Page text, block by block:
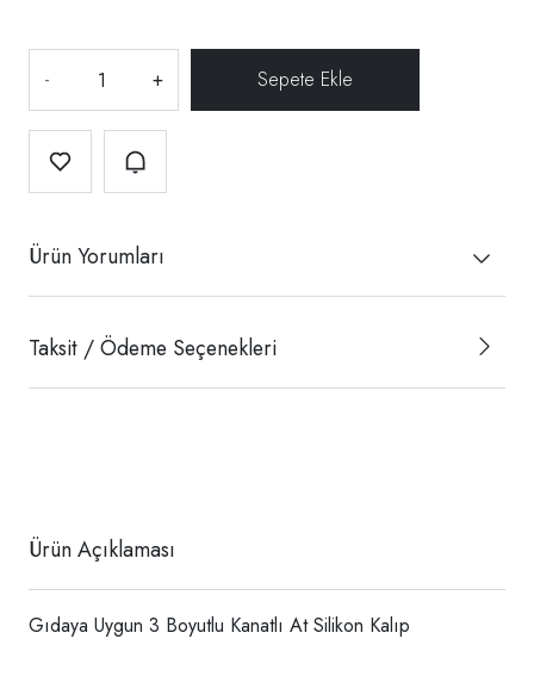
- +
Ürün Yorumları
Taksit / Ödeme Seçenekleri
Ürün Açıklaması
Gıdaya Uygun 3 Boyutlu Kanatlı At Silikon Kalıp